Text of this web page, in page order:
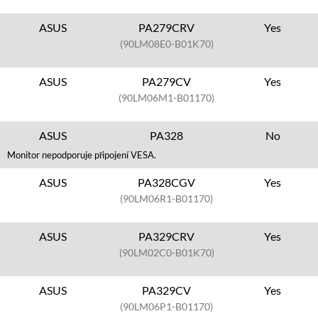
ASUS PA279CRV
(90LM08E0-B01K70)
Yes
ASUS PA279CV
(90LM06M1-B01170)
Yes
ASUS PA328 No
Monitor nepodporuje připojení VESA.
ASUS PA328CGV
(90LM06R1-B01170)
Yes
ASUS PA329CRV
(90LM02C0-B01K70)
Yes
ASUS PA329CV
(90LM06P1-B01170)
Yes